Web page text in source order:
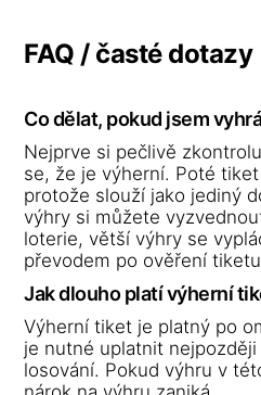
FAQ / časté dotazy
Co dělat, pokud jsem
Nejprve si pečlivě
se, že je výherní. Poté
protože slouží jako jediný
výhry si můžete
loterie, větší výhry se
převodem po ověření
Jak dlouho platí výherní
Výherní tiket je platný po
je nutné uplatnit
losování. Pokud výhru v